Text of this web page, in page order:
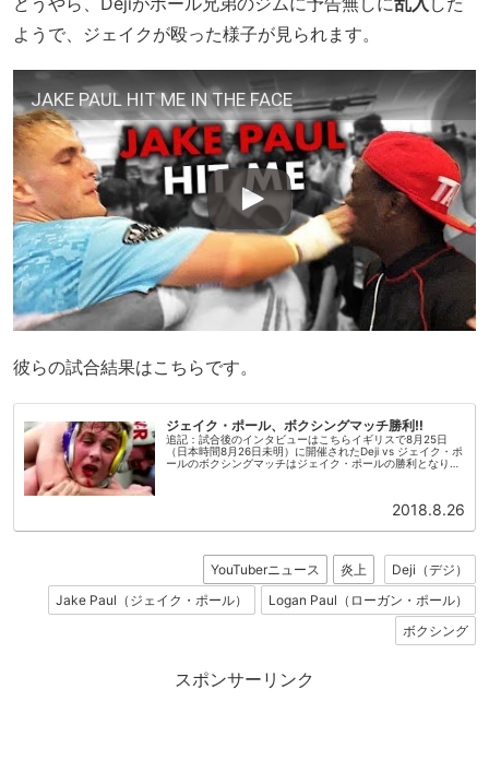
ようで、ジェイクが殴った様子が見られます。
JAKE PAUL HIT ME IN THE FACE
彼らの試合結果はこちらです。
ジェイク・ポール、ボクシングマッチ勝利‼
追記：試合後のインタビューはこちらイギリスで8月25日
（日本時間8月26日未明）に開催されたDeji vs ジェイク・ポ
ールのボクシングマッチはジェイク・ポールの勝利となりま
2018.8.26
YouTuberニュース 炎上
Deji（デジ）
Jake Paul（ジェイク・ポール）
Logan Paul（ローガン・ポール）
ボクシング
スポンサーリンク